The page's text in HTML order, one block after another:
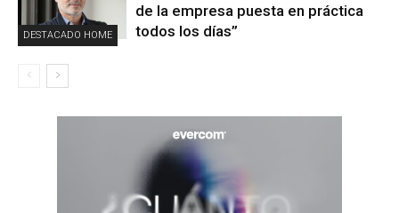
DESTACADO HOME
de la empresa puesta en práctica
todos los días”